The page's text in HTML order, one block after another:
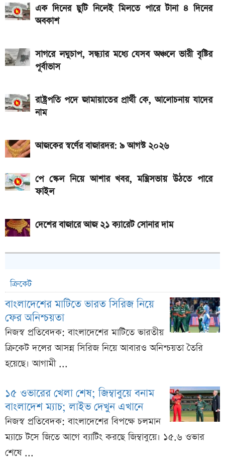
ডিসপ্লে, থাকছে সরু ফ্রেম
দেশের বাজারে আজ ১৮, ২১ ও ২২ ক্যারেট একভরি সোনার
৭৫০০mAh ব্যাটারি নিয়ে বাজারে এলো Redmi 17 5G
এক দিনের ছুটি নিলেই মিলতে পারে টানা ৪ দিনের
অবকাশ
সাগরে লঘুচাপ, সন্ধ্যার মধ্যে যেসব অঞ্চলে ভারী বৃষ্টির
পূর্বাভাস
রাষ্ট্রপতি পদে জামায়াতের প্রার্থী কে, আলোচনায় যাদের
নাম
আজকের স্বর্ণের বাজারদর: ৯ আগস্ট ২০২৬
পে স্কেল নিয়ে আশার খবর, মন্ত্রিসভায় উঠতে পারে
ফাইল
দেশের বাজারে আজ ২১ ক্যারেট সোনার দাম
ক্রিকেট
বাংলাদেশের মাটিতে ভারত সিরিজ নিয়ে
ফের অনিশ্চয়তা
নিজস্ব প্রতিবেদক: বাংলাদেশের মাটিতে ভারতীয়
ক্রিকেট দলের আসন্ন সিরিজ নিয়ে আবারও অনিশ্চয়তা তৈরি
হয়েছে। আগামী ...
১৫ ওভারের খেলা শেষ; জিম্বাবুয়ে বনাম
বাংলাদেশ ম্যাচ; লাইভ দেখুন এখানে
নিজস্ব প্রতিবেদক: বাংলাদেশের বিপক্ষে চলমান
ম্যাচে টসে জিতে আগে ব্যাটিং করছে জিম্বাবুয়ে। ১৫.৬ ওভার
শেষে ...